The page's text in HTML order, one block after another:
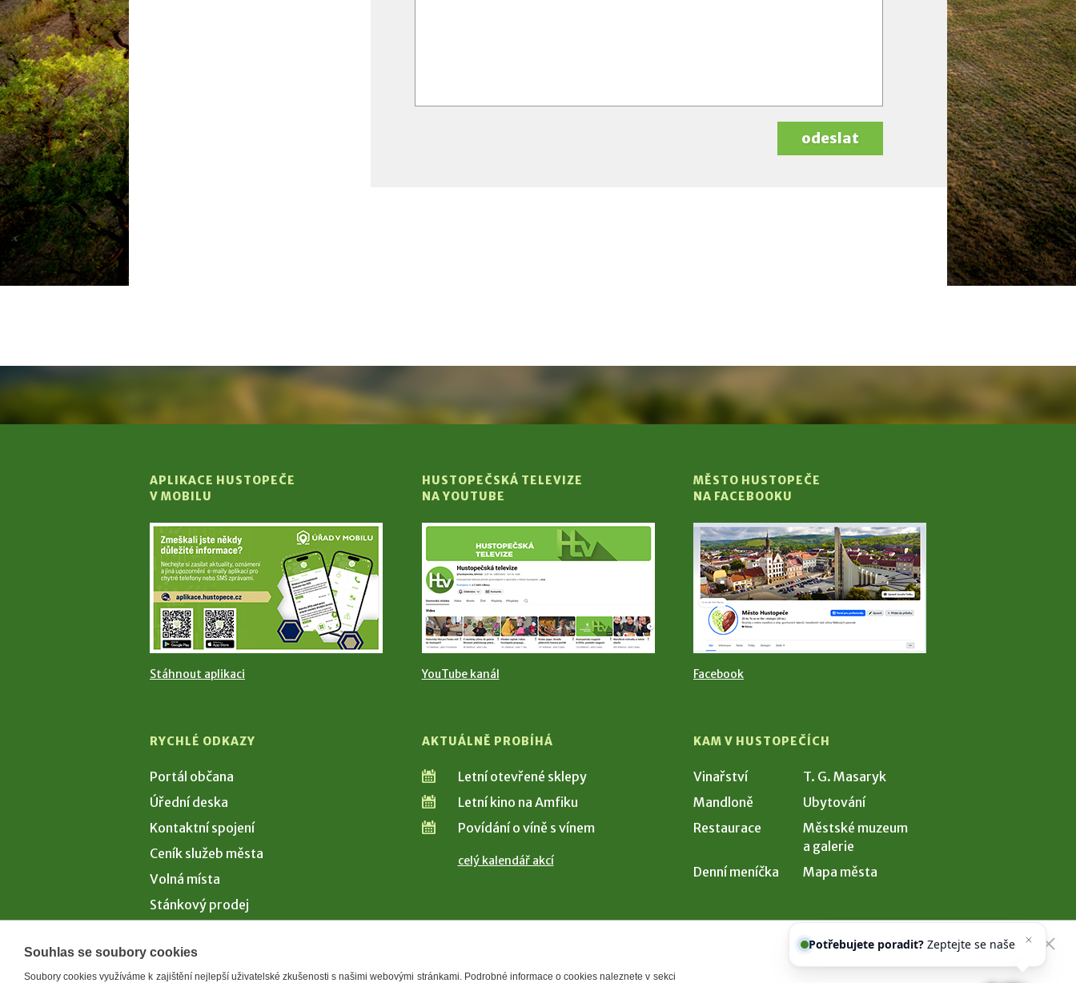
odeslat
APLIKACE HUSTOPEČE
V MOBILU
Stáhnout aplikaci
HUSTOPEČSKÁ TELEVIZE
NA YOUTUBE
YouTube kanál
MĚSTO HUSTOPEČE
NA FACEBOOKU
Facebook
RYCHLÉ ODKAZY
Portál občana
Úřední deska
Kontaktní spojení
Ceník služeb města
Volná místa
Stánkový prodej
AKTUÁLNĚ PROBÍHÁ
Letní otevřené sklepy
Letní kino na Amfiku
Povídání o víně s vínem
celý kalendář akcí
KAM V HUSTOPEČÍCH
Vinařství
T. G. Masaryk
Mandloně
Ubytování
Restaurace
Městské muzeum
a galerie
Denní meníčka
Mapa města
Souhlas se soubory cookies
Soubory cookies využíváme k zajištění nejlepší uživatelské zkušenosti s našimi webovými stránkami. Podrobné informace o cookies naleznete v sekci
našeho asistentaChettyh